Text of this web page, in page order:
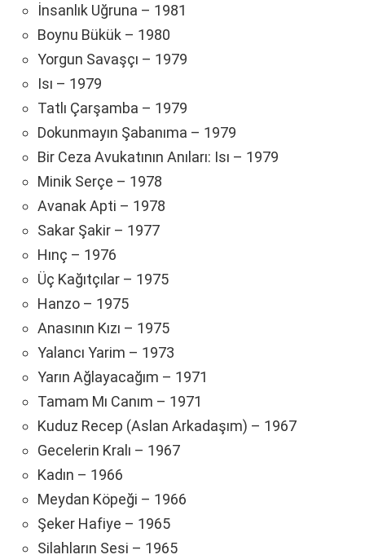
İnsanlık Uğruna – 1981
Boynu Bükük – 1980
Yorgun Savaşçı – 1979
Isı – 1979
Tatlı Çarşamba – 1979
Dokunmayın Şabanıma – 1979
Bir Ceza Avukatının Anıları: Isı – 1979
Minik Serçe – 1978
Avanak Apti – 1978
Sakar Şakir – 1977
Hınç – 1976
Üç Kağıtçılar – 1975
Hanzo – 1975
Anasının Kızı – 1975
Yalancı Yarim – 1973
Yarın Ağlayacağım – 1971
Tamam Mı Canım – 1971
Kuduz Recep (Aslan Arkadaşım) – 1967
Gecelerin Kralı – 1967
Kadın – 1966
Meydan Köpeği – 1966
Şeker Hafiye – 1965
Silahların Sesi – 1965